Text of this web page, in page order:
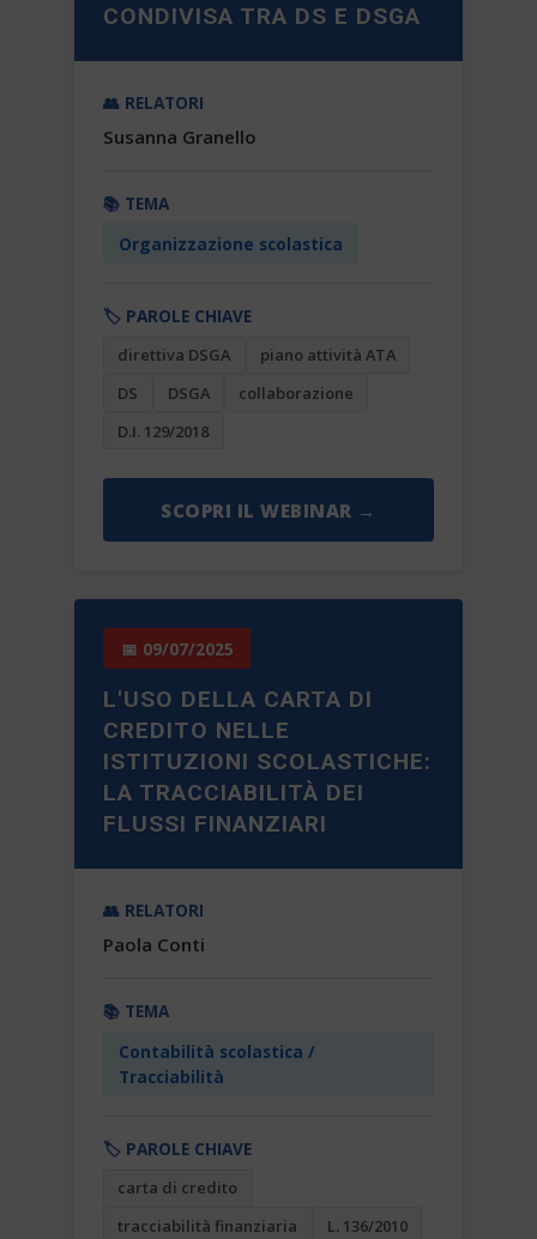
CONDIVISA TRA DS E DSGA
👥 RELATORI
Susanna Granello
📚 TEMA
Organizzazione scolastica
🏷️ PAROLE CHIAVE
direttiva DSGA
piano attività ATA
DS
DSGA
collaborazione
D.I. 129/2018
SCOPRI IL WEBINAR →
📅 09/07/2025
L'USO DELLA CARTA DI
CREDITO NELLE
ISTITUZIONI SCOLASTICHE:
LA TRACCIABILITÀ DEI
FLUSSI FINANZIARI
👥 RELATORI
Paola Conti
📚 TEMA
Contabilità scolastica /
Tracciabilità
🏷️ PAROLE CHIAVE
carta di credito
tracciabilità finanziaria
L. 136/2010